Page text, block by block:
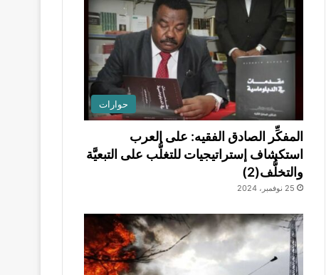
حوارات
المفكِّر الصادق الفقيه: على العرب
استكشاف إستراتيجيات للتغلُّب على التبعيَّة
والتخلُّف(2)
25 نوفمبر، 2024